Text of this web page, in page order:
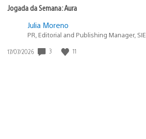
Jogada da Semana: Aura
Julia Moreno
PR, Editorial and Publishing Manager, SIE
Data
17/07/2026 3 11